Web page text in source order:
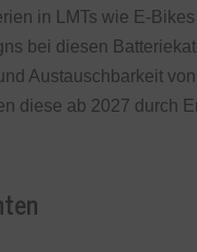
in LMTs wie E-
bei diesen
Austauschbarkeit
diese ab 2027 durch